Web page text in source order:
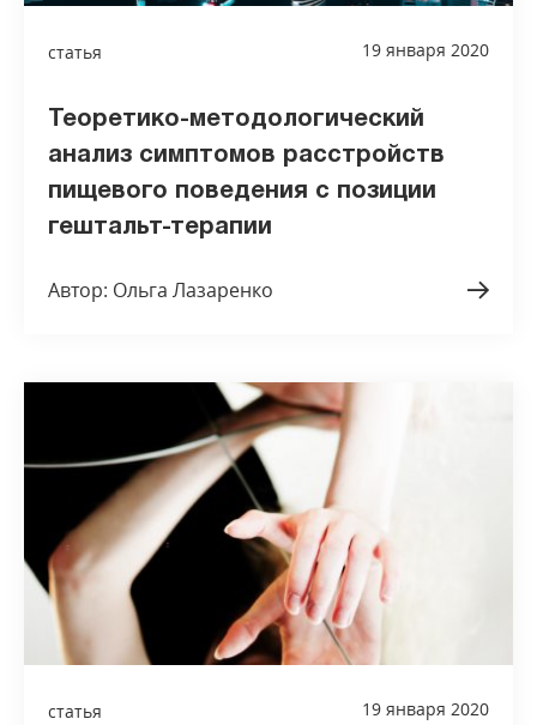
статья 19 января 2020
Теоретико-методологический
анализ симптомов расстройств
пищевого поведения с позиции
гештальт-терапии
Автор: Ольга Лазаренко
статья 19 января 2020